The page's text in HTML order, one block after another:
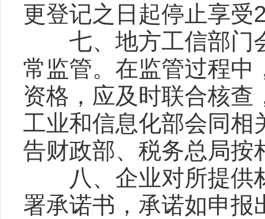
更登记之日起停止享受
七、地方工信部门会
常监管。在监管过程中
资格，应及时联合核查
工业和信息化部会同相
告财政部、税务总局按
八、企业对所提供材
署承诺书，承诺如申报